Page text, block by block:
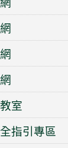
室
指引專區